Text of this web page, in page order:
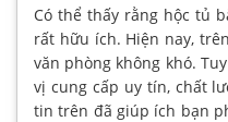
Có thể thấy rằng hộc tủ
rất hữu ích. Hiện nay,
văn phòng không khó.
vị cung cấp uy tín, chất
tin trên đã giúp ích bạn